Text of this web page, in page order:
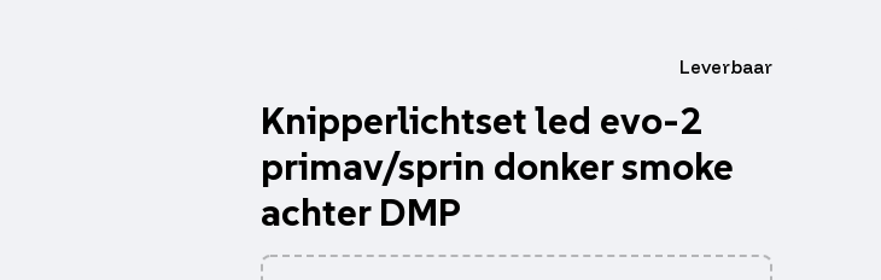
Leverbaar
Knipperlichtset led evo-2
primav/sprin donker smoke
achter DMP